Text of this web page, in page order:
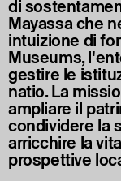
di
Mayassa che
intuizione di
Museums,
gestire le
natio. La
ampliare il
condividere la
arricchire la
prospettive